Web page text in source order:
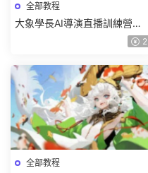
全部教程
大象學長AI導演直播訓練營第4
期2026【畫質高清有資料】 2
全部教程